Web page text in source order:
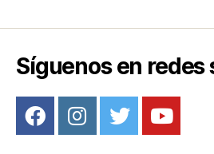
Síguenos en redes